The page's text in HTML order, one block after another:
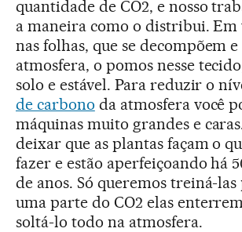
quantidade de CO2, e nosso
a maneira como o distribui. Em
nas folhas, que se decompõem
atmosfera, o pomos nesse
solo e estável. Para reduzir o
de carbono da atmosfera você
máquinas muito grandes e
deixar que as plantas façam o
fazer e estão aperfeiçoando há
de anos. Só queremos treiná-las
uma parte do CO2 elas
soltá-lo todo na atmosfera.